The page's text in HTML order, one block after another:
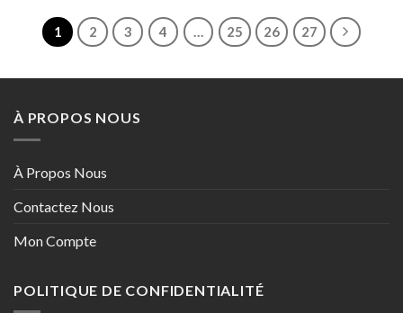
€246.08.€93.00.
1 2 3 4 … 25 26 27
À PROPOS NOUS
À Propos Nous
Contactez Nous
Mon Compte
POLITIQUE DE CONFIDENTIALITÉ